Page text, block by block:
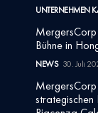
UNTERNEHMEN
Bühne in
NEWS 30. Juli
strategischen